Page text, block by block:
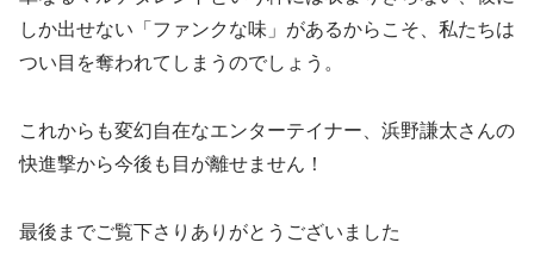
しか出せない「ファンクな味」があるからこそ、私たちは
つい目を奪われてしまうのでしょう。
これからも変幻自在なエンターテイナー、浜野謙太さんの
快進撃から今後も目が離せません！
最後までご覧下さりありがとうございました